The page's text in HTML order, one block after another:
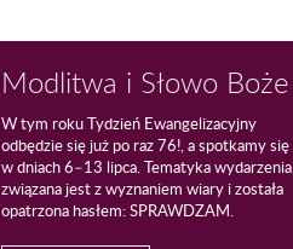
Modlitwa i Słowo Boże
W tym roku Tydzień Ewangelizacyjny
odbędzie się już po raz 76!, a spotkamy się
w dniach 6–13 lipca. Tematyka wydarzenia
związana jest z wyznaniem wiary i została
opatrzona hasłem: SPRAWDZAM.